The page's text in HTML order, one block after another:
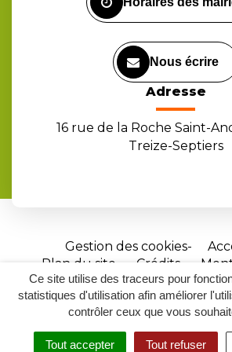
Ce site utilise des traceurs pour
statistiques d'utilisation afin améliorer
contrôler ceux que vous
Tout accepter Tout refuser
Nous écrire
Adresse
16 rue de la Roche Saint-
Treize-Septiers
Gestion des cookies
Plan du site
Crédits
Site
réalisé
par
Inovagora